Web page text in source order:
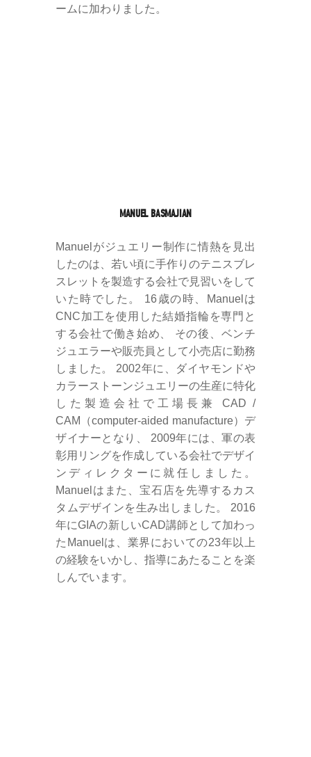
ームに加わりました。
MANUEL BASMAJIAN
Manuelがジュエリー制作に情熱を見出
したのは、若い頃に手作りのテニスブレ
スレットを製造する会社で見習いをして
いた時でした。 16歳の時、Manuelは
CNC加工を使用した結婚指輪を専門と
する会社で働き始め、 その後、ベンチ
ジュエラーや販売員として小売店に勤務
しました。 2002年に、ダイヤモンドや
カラーストーンジュエリーの生産に特化
した製造会社で工場長兼 CAD /
CAM（computer-aided manufacture）デ
ザイナーとなり、 2009年には、軍の表
彰用リングを作成している会社でデザイ
ンディレクターに就任しました。
Manuelはまた、宝石店を先導するカス
タムデザインを生み出しました。 2016
年にGIAの新しいCAD講師として加わっ
たManuelは、業界においての23年以上
の経験をいかし、指導にあたることを楽
しんでいます。